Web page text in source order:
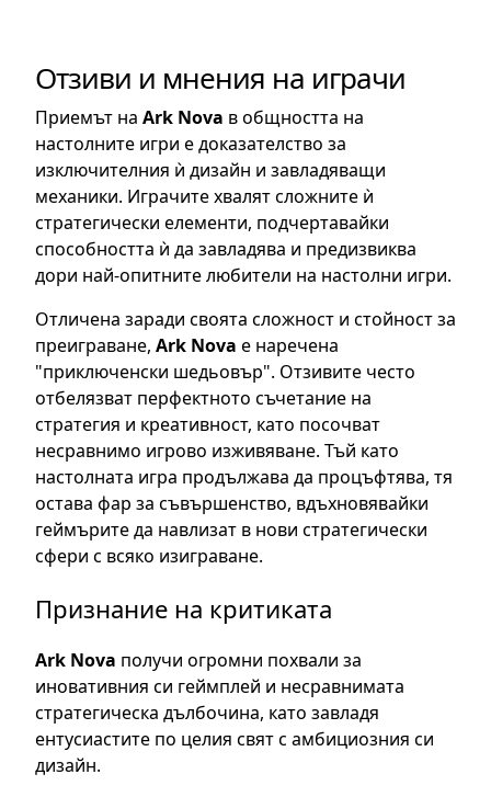
Отзиви и мнения на играчи
Приемът на Ark Nova в общността на
настолните игри е доказателство за
изключителния ѝ дизайн и завладяващи
механики. Играчите хвалят сложните ѝ
стратегически елементи, подчертавайки
способността ѝ да завладява и предизвиква
дори най-опитните любители на настолни игри.
Отличена заради своята сложност и стойност за
преиграване, Ark Nova е наречена
"приключенски шедьовър". Отзивите често
отбелязват перфектното съчетание на
стратегия и креативност, като посочват
несравнимо игрово изживяване. Тъй като
настолната игра продължава да процъфтява, тя
остава фар за съвършенство, вдъхновявайки
геймърите да навлизат в нови стратегически
сфери с всяко изиграване.
Признание на критиката
Ark Nova получи огромни похвали за
иновативния си геймплей и несравнимата
стратегическа дълбочина, като завладя
ентусиастите по целия свят с амбициозния си
дизайн.